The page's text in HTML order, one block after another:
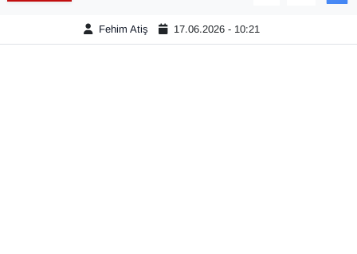
Fehim Atiş 17.06.2026 - 10:21
Güncel